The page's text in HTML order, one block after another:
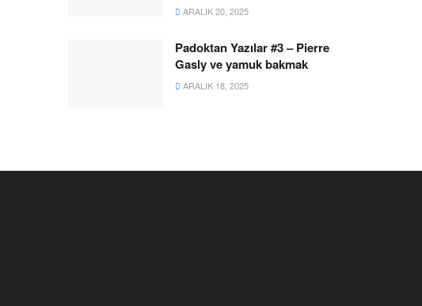
ARALIK 20, 2025
Padoktan Yazılar #3 – Pierre
Gasly ve yamuk bakmak
ARALIK 18, 2025